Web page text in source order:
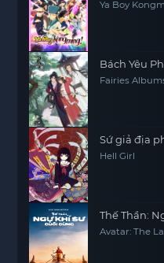
Ya Boy
Bách Yêu
Fairies
Sứ giả địa
Hell Girl
Thế Thần:
Avatar: The